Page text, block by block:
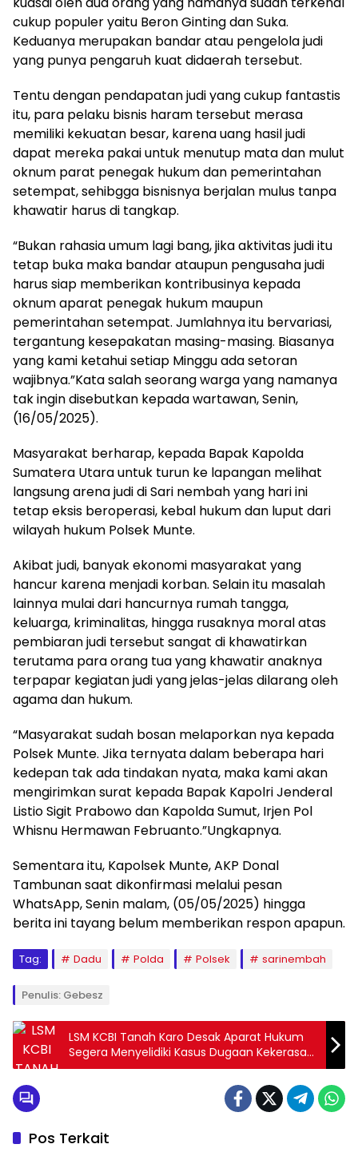
cukup populer yaitu Beron Ginting dan Suka.
Keduanya merupakan bandar atau pengelola judi
yang punya pengaruh kuat didaerah tersebut.
Tentu dengan pendapatan judi yang cukup fantastis
itu, para pelaku bisnis haram tersebut merasa
memiliki kekuatan besar, karena uang hasil judi
dapat mereka pakai untuk menutup mata dan mulut
oknum parat penegak hukum dan pemerintahan
setempat, sehibgga bisnisnya berjalan mulus tanpa
khawatir harus di tangkap.
“Bukan rahasia umum lagi bang, jika aktivitas judi itu
tetap buka maka bandar ataupun pengusaha judi
harus siap memberikan kontribusinya kepada
oknum aparat penegak hukum maupun
pemerintahan setempat. Jumlahnya itu bervariasi,
tergantung kesepakatan masing-masing. Biasanya
yang kami ketahui setiap Minggu ada setoran
wajibnya.”Kata salah seorang warga yang namanya
tak ingin disebutkan kepada wartawan, Senin,
(16/05/2025).
Masyarakat berharap, kepada Bapak Kapolda
Sumatera Utara untuk turun ke lapangan melihat
langsung arena judi di Sari nembah yang hari ini
tetap eksis beroperasi, kebal hukum dan luput dari
wilayah hukum Polsek Munte.
Akibat judi, banyak ekonomi masyarakat yang
hancur karena menjadi korban. Selain itu masalah
lainnya mulai dari hancurnya rumah tangga,
keluarga, kriminalitas, hingga rusaknya moral atas
pembiaran judi tersebut sangat di khawatirkan
terutama para orang tua yang khawatir anaknya
terpapar kegiatan judi yang jelas-jelas dilarang oleh
agama dan hukum.
“Masyarakat sudah bosan melaporkan nya kepada
Polsek Munte. Jika ternyata dalam beberapa hari
kedepan tak ada tindakan nyata, maka kami akan
mengirimkan surat kepada Bapak Kapolri Jenderal
Listio Sigit Prabowo dan Kapolda Sumut, Irjen Pol
Whisnu Hermawan Februanto.”Ungkapnya.
Sementara itu, Kapolsek Munte, AKP Donal
Tambunan saat dikonfirmasi melalui pesan
WhatsApp, Senin malam, (05/05/2025) hingga
berita ini tayang belum memberikan respon apapun.
Tag: Dadu Polda Polsek sarinembah
Penulis: Gebesz
LSM KCBI Tanah Karo Desak Aparat Hukum
Segera Menyelidiki Kasus Dugaan Kekerasan
dan Pungli di SMPN 2 Mardinding
Pos Terkait